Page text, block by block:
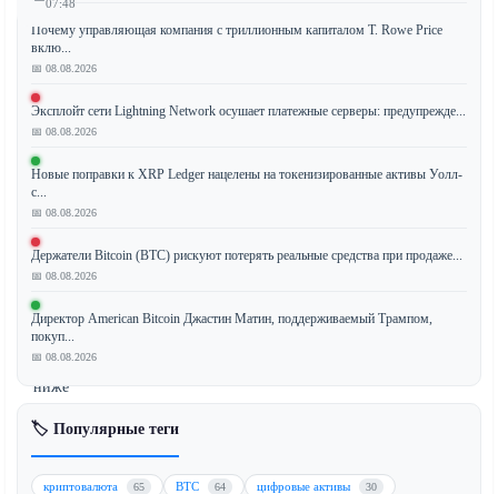
07:48
XRP
(XRP)
резкое
падение
на
4%
за
24
часа,
опустившись
ниже
зоны
поддержки
$1.30.
Почему управляющая компания с триллионным капиталом T. Rowe Price
вклю...
📅 08.08.2026
Эксплойт сети Lightning Network осушает платежные серверы: предупрежде...
📅 08.08.2026
Новые поправки к XRP Ledger нацелены на токенизированные активы Уолл-
с...
📅 08.08.2026
Держатели Bitcoin (BTC) рискуют потерять реальные средства при продаже...
📅 08.08.2026
Директор American Bitcoin Джастин Матин, поддерживаемый Трампом,
покуп...
📅 08.08.2026
🏷️ Популярные теги
криптовалюта 65 BTC 64 цифровые активы 30